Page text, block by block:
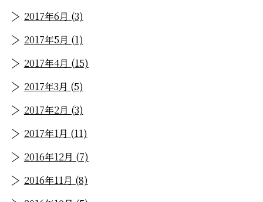
2017年6月 (3)
2017年5月 (1)
2017年4月 (15)
2017年3月 (5)
2017年2月 (3)
2017年1月 (11)
2016年12月 (7)
2016年11月 (8)